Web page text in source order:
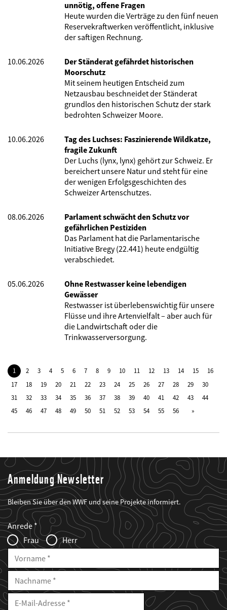
unnötig, offene Fragen
Heute wurden die Verträge zu den fünf neuen
Reservekraftwerken veröffentlicht, inklusive
der saftigen Rechnung.
10.06.2026
Der Ständerat gefährdet historischen
Moorschutz
Mit seinem heutigen Entscheid zum
Netzausbau beschneidet der Ständerat
grundlos den historischen Schutz der stark
bedrohten Schweizer Moore.
10.06.2026
Tag des Luchses: Faszinierende Wildkatze,
fragile Zukunft
Der Luchs (lynx, lynx) gehört zur Schweiz. Er
bereichert unsere Natur und steht für eine
der wenigen Erfolgsgeschichten des
Schweizer Artenschutzes.
08.06.2026
Parlament schwächt den Schutz vor
gefährlichen Pestiziden
Das Parlament hat die Parlamentarische
Initiative Bregy (22.441) heute endgültig
verabschiedet.
05.06.2026
Ohne Restwasser keine lebendigen
Gewässer
Restwasser ist überlebenswichtig für unsere
Flüsse und ihre Artenvielfalt – aber auch für
die Landwirtschaft oder die
Trinkwasserversorgung.
1 2 3 4 5 6 7 8 9 10 11 12 13 14 15
16
17
18 19 20 21 22 23 24 25 26 27 28 29
30
31
32 33 34 35 36 37 38 39 40 41 42 43
44
45
46 47 48 49 50 51 52 53 54 55 56
Anmeldung Newsletter
Bleiben Sie über den WWF und seine Projekte informiert.
Web2Case
Infofelder
Fieldset
anrede_name
Anrede
Frau
Herr
Vorname
Nachname
E-
Mailadresse
E-